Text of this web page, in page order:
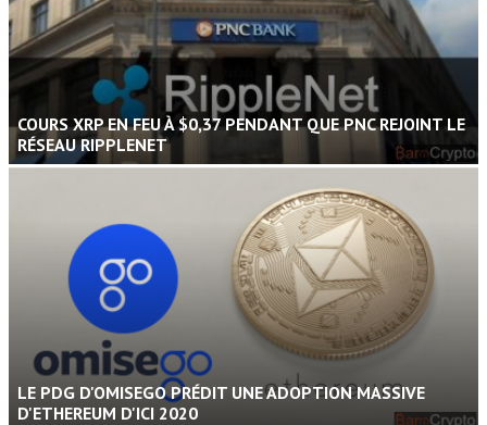
COURS XRP EN FEU À $0,37 PENDANT QUE PNC REJOINT LE
RÉSEAU RIPPLENET
LE PDG D'OMISEGO PRÉDIT UNE ADOPTION MASSIVE
D'ETHEREUM D'ICI 2020